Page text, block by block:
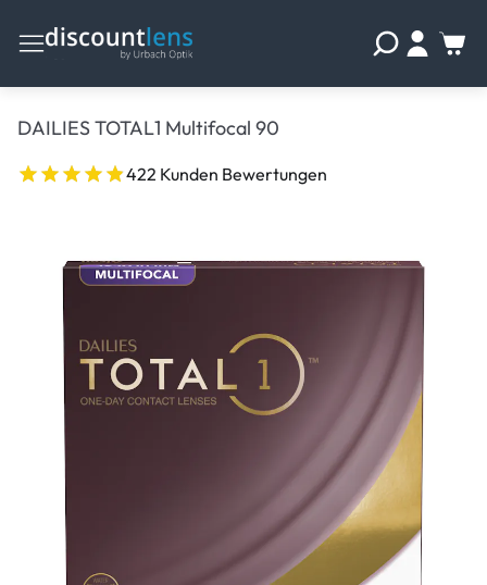
DAILIES TOTAL1 Multifocal 90
422 Kunden Bewertungen